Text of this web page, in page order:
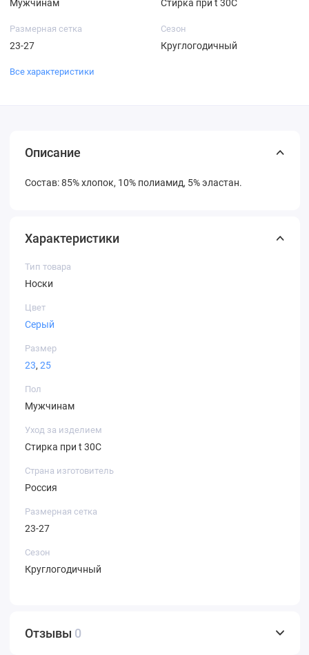
Мужчинам Стирка при t 30С
Размерная сетка
23-27
Сезон
Круглогодичный
Все характеристики
Описание
Состав: 85% хлопок, 10% полиамид, 5% эластан.
Характеристики
Тип товара
Носки
Цвет
Серый
Размер
23, 25
Пол
Мужчинам
Уход за изделием
Стирка при t 30С
Страна изготовитель
Россия
Размерная сетка
23-27
Сезон
Круглогодичный
Отзывы 0